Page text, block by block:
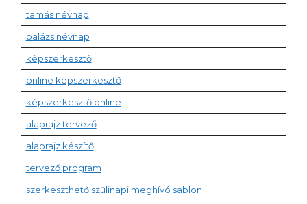
tamás névnap
balázs névnap
képszerkesztő
online képszerkesztő
képszerkesztő online
alaprajz tervező
alaprajz készítő
tervező program
szerkeszthető szülinapi meghívó sablon